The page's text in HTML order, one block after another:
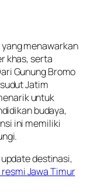
menawarkan
khas, serta
Gunung Bromo
Jatim
untuk
budaya,
ini memiliki
destinasi,
Jawa Timur